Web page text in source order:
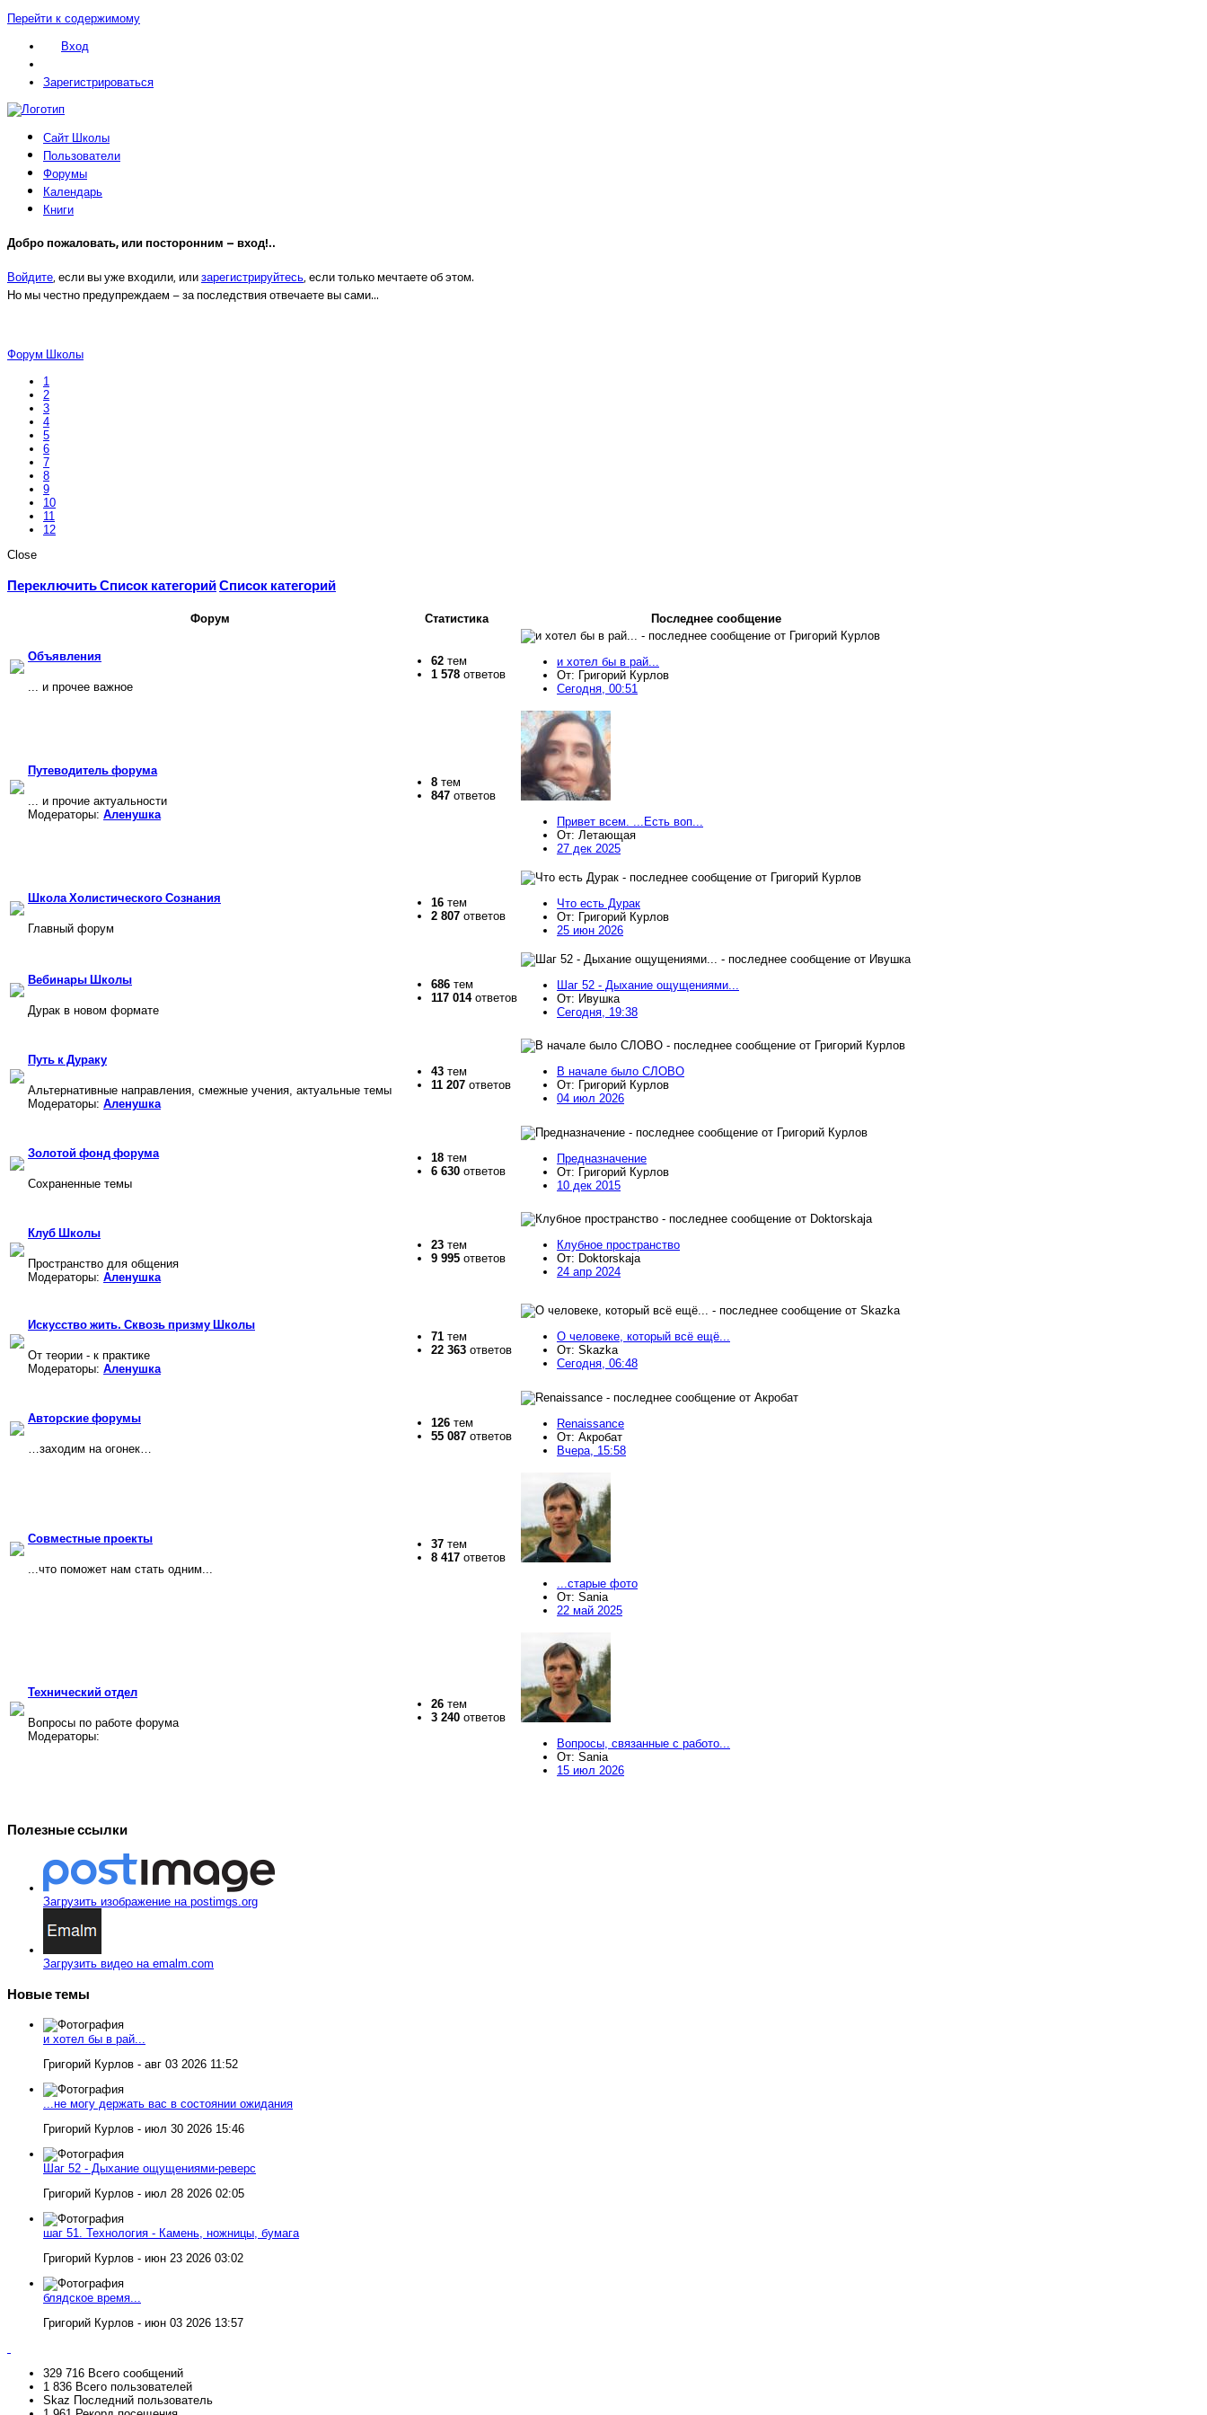
Перейти к содержимому
Вход
Зарегистрироваться
Сайт Школы
Пользователи
Форумы
Календарь
Книги
Добро пожаловать, или посторонним – вход!..
Войдите, если вы уже входили, илизарегистрируйтесь, если только мечтаете об этом.
Но мы честно предупреждаем – за последствия отвечаете вы сами…
Форум Школы
1
2
3
4
5
6
7
8
9
10
11
12
Close
Переключить Список категорийСписок категорий
Форум Статистика Последнее сообщение
Объявления
... и прочее важное
62 тем
1 578 ответов
и хотел бы в рай...
От: Григорий Курлов
Сегодня, 00:51
Путеводитель форума
... и прочие актуальности
Модераторы: Аленушка
8 тем
847 ответов
Привет всем. ...Есть воп...
От: Летающая
27 дек 2025
Школа Холистического Сознания
Главный форум
16 тем
2 807 ответов
Что есть Дурак
От: Григорий Курлов
25 июн 2026
Вебинары Школы
Дурак в новом формате
686 тем
117 014ответов
Шаг 52 - Дыхание ощущениями...
От: Ивушка
Сегодня, 19:38
Путь к Дураку
Альтернативные направления, смежные учения, актуальные темы
Модераторы: Аленушка
43 тем
11 207 ответов
В начале было СЛОВО
От: Григорий Курлов
04 июл 2026
Золотой фонд форума
Cохраненные темы
18 тем
6 630 ответов
Предназначение
От: Григорий Курлов
10 дек 2015
Клуб Школы
Пространство для общения
Модераторы: Аленушка
23 тем
9 995 ответов
Клубное пространство
От: Doktorskaja
24 апр 2024
Искусство жить. Сквозь призму Школы
От теории - к практике
Модераторы: Аленушка
71 тем
22 363 ответов
О человеке, который всё ещё...
От: Skazka
Сегодня, 06:48
Авторские форумы
…заходим на огонек…
126 тем
55 087 ответов
Renaissance
От: Акробат
Вчера, 15:58
Совместные проекты
...что поможет нам стать одним...
37 тем
8 417 ответов
...старые фото
От: Sania
22 май 2025
Технический отдел
Вопросы по работе форума
Модераторы:
26 тем
3 240 ответов
Вопросы, связанные с работо...
От: Sania
15 июл 2026
Полезные ссылки
Загрузить изображение на postimgs.org
Загрузить видео на emalm.com
Новые темы
и хотел бы в рай...
Григорий Курлов - авг 03 2026 11:52
...не могу держать вас в состоянии ожидания
Григорий Курлов - июл 30 2026 15:46
Шаг 52 - Дыхание ощущениями-реверс
Григорий Курлов - июл 28 2026 02:05
шаг 51. Технология - Камень, ножницы, бумага
Григорий Курлов - июн 23 2026 03:02
блядское время...
Григорий Курлов - июн 03 2026 13:57
329 716 Всего сообщений
1 836 Всего пользователей
Skaz Последний пользователь